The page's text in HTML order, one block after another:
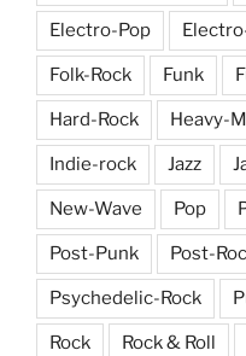
Electro-Pop
Folk-Rock Funk
Hard-Rock Heavy-
Indie-rock Jazz
New-Wave Pop
Post-Punk Post-
Psychedelic-Rock
Rock Rock & Roll